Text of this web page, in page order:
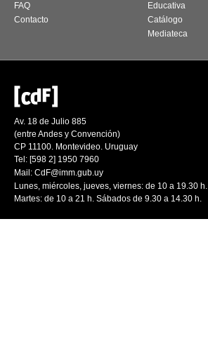
FAQ
Contacto
Educativa
Catálogo
Mediateca
Av. 18 de Julio 885
(entre Andes y Convención)
CP 11100. Montevideo. Uruguay
Tel: [598 2] 1950 7960
Mail: CdF@imm.gub.uy
Lunes, miércoles, jueves, viernes: de 10 a 19.30 h.
Martes: de 10 a 21 h. Sábados de 9.30 a 14.30 h.